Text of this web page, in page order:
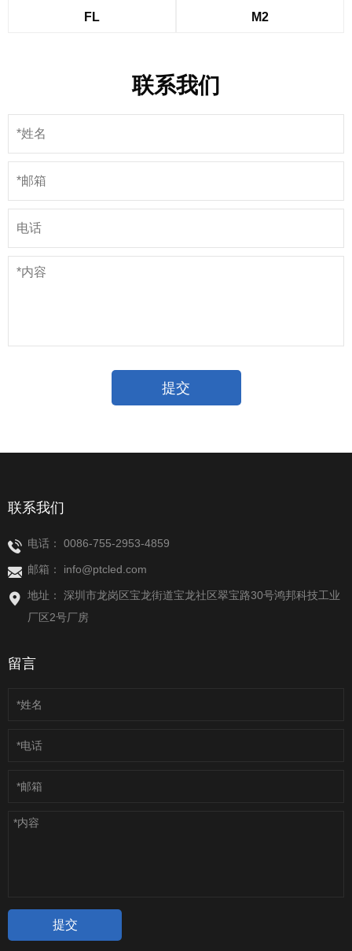
FL M2
联系我们
联系我们
电话： 0086-755-2953-4859
邮箱： info@ptcled.com
地址： 深圳市龙岗区宝龙街道宝龙社区翠宝路30号鸿邦科技工业
厂区2号厂房
留言